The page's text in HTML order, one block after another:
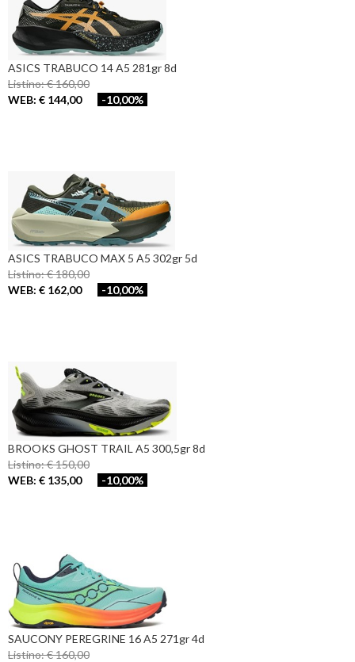
ASICS TRABUCO 14 A5 281gr 8d
Listino: € 160,00
WEB: € 144,00
-10,00%
ASICS TRABUCO MAX 5 A5 302gr 5d
Listino: € 180,00
WEB: € 162,00
-10,00%
BROOKS GHOST TRAIL A5 300,5gr 8d
Listino: € 150,00
WEB: € 135,00
-10,00%
SAUCONY PEREGRINE 16 A5 271gr 4d
Listino: € 160,00